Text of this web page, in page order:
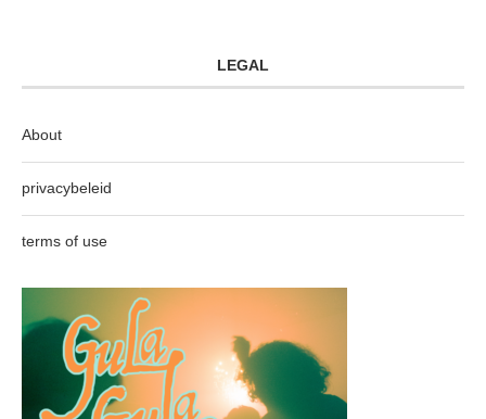
LEGAL
About
privacybeleid
terms of use